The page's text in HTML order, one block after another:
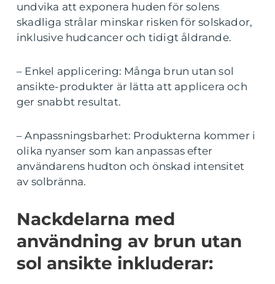
undvika att exponera huden för solens
skadliga strålar minskar risken för solskador,
inklusive hudcancer och tidigt åldrande.
– Enkel applicering: Många brun utan sol
ansikte-produkter är lätta att applicera och
ger snabbt resultat.
– Anpassningsbarhet: Produkterna kommer i
olika nyanser som kan anpassas efter
användarens hudton och önskad intensitet
av solbränna.
Nackdelarna med
användning av brun utan
sol ansikte inkluderar: